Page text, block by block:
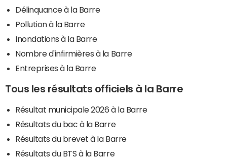
Délinquance à la Barre
Pollution à la Barre
Inondations à la Barre
Nombre d'infirmières à la Barre
Entreprises à la Barre
Tous les résultats officiels à la Barre
Résultat municipale 2026 à la Barre
Résultats du bac à la Barre
Résultats du brevet à la Barre
Résultats du BTS à la Barre